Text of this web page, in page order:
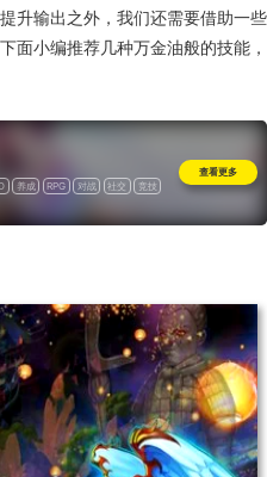
升输出之外，我们还需要借助一些
面小编推荐几种万金油般的技能，
养成 RPG 对战 社交
竞技
查看更多